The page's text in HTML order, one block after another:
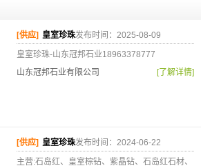
[供应] 皇室珍珠发布时间：2025-08-09
皇室珍珠-山东冠邦石业18963378777
山东冠邦石业有限公司
[了解详情]
[供应] 皇室珍珠发布时间：2024-06-22
主营:石岛红、皇室棕钻、紫晶钻、石岛红石材、